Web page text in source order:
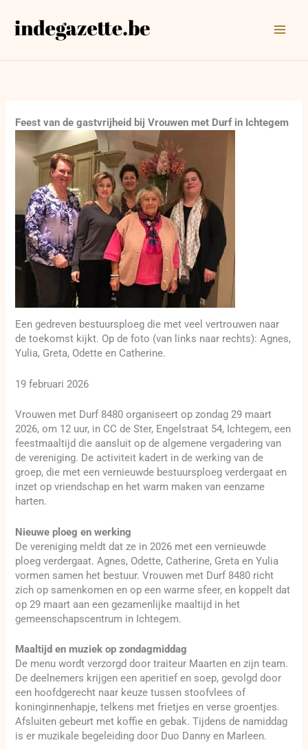
naar
Feest van de gastvrijheid bij Vrouwen met Durf in Ichtegem
Een gedreven bestuursploeg die met veel vertrouwen naar
de toekomst kijkt. Op de foto (van links naar rechts): Agnes,
Yulia, Greta, Odette en Catherine.
19 februari 2026
Vrouwen met Durf 8480 organiseert op zondag 29 maart
2026, om 12 uur, in CC de Ster, Engelstraat 54, Ichtegem, een
feestmaaltijd die aansluit op de algemene vergadering van
de vereniging. De activiteit kadert in de werking van de
groep, die met een vernieuwde bestuursploeg verdergaat en
inzet op vriendschap en het warm maken van eenzame
harten.
Nieuwe ploeg en werking
De vereniging meldt dat ze in 2026 met een vernieuwde
ploeg verdergaat. Agnes, Odette, Catherine, Greta en Yulia
vormen samen het bestuur. Vrouwen met Durf 8480 richt
zich op samenkomen en op een warme sfeer, en koppelt dat
op 29 maart aan een gezamenlijke maaltijd in het
gemeenschapscentrum in Ichtegem.
Maaltijd en muziek op zondagmiddag
De menu wordt verzorgd door traiteur Maarten en zijn team.
De deelnemers krijgen een aperitief en soep, gevolgd door
een hoofdgerecht naar keuze tussen stoofvlees of
koninginnenhapje, telkens met frietjes en verse groentjes.
Afsluiten gebeurt met koffie en gebak. Tijdens de namiddag
is er muzikale begeleiding door Duo Danny en Marleen.